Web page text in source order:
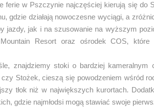
ferie w Pszczynie najczęściej kierują się do
gdzie działają nowoczesne wyciągi, a
jazdy, jak i na szusowanie na wyższym
Resort oraz ośrodek COS, które
znajdziemy stoki o bardziej kameralnym
Stożek, cieszą się powodzeniem wśród
tłok niż w największych kurortach.
gdzie najmłodsi mogą stawiać swoje